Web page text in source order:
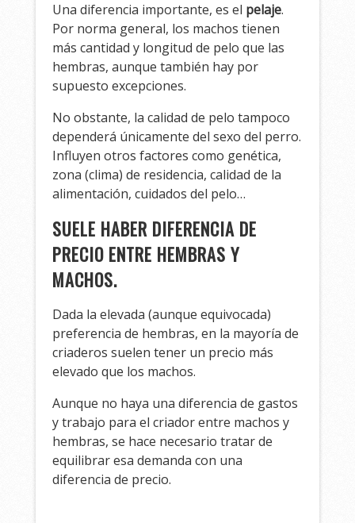
Una diferencia importante, es el pelaje.
Por norma general, los machos tienen
más cantidad y longitud de pelo que las
hembras, aunque también hay por
supuesto excepciones.
No obstante, la calidad de pelo tampoco
dependerá únicamente del sexo del perro.
Influyen otros factores como genética,
zona (clima) de residencia, calidad de la
alimentación, cuidados del pelo…
SUELE HABER DIFERENCIA DE
PRECIO ENTRE HEMBRAS Y
MACHOS.
Dada la elevada (aunque equivocada)
preferencia de hembras, en la mayoría de
criaderos suelen tener un precio más
elevado que los machos.
Aunque no haya una diferencia de gastos
y trabajo para el criador entre machos y
hembras, se hace necesario tratar de
equilibrar esa demanda con una
diferencia de precio.